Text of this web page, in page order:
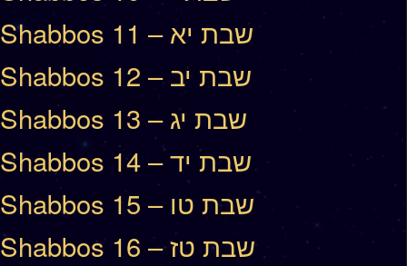
Shabbos 11 – שבת יא
Shabbos 12 – שבת יב
Shabbos 13 – שבת יג
Shabbos 14 – שבת יד
Shabbos 15 – שבת טו
Shabbos 16 – שבת טז